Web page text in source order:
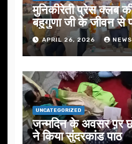
मुनिकीरेती प्रेस क्लब की
बहुगुणा जी के जीवन से
जोरAPRIL 26, 2026
UNCATEGORIZED
जन्मदिन के अवसर प़र
ने किया सुंदरकांड पाठ